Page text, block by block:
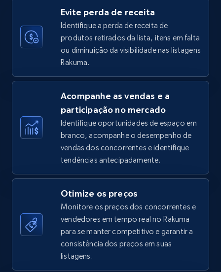
using sku numbers
URL, Final price, Sku, Currency, Gtin,
Specifications, Image urls, Top reviews, and
5.6K+ 876+ Comece agora
TikTok Shop
URL, Title, Available, Description, Currency, Initial
price, Final price, Discount percent, and more.
5.4K+ 668+ Comece agora
TikTok Shop - category
URL, Title, Available, Description, Currency, Initial
price, Final price, Discount percent, and more.
Evite perda de receita
Identifique a perda de receita de
produtos retirados da lista, itens em falta
ou diminuição da visibilidade nas listagens
Rakuma.
Acompanhe as vendas e a
participação no mercado
Identifique oportunidades de espaço em
branco, acompanhe o desempenho de
vendas dos concorrentes e identifique
tendências antecipadamente.
Otimize os preços
Monitore os preços dos concorrentes e
vendedores em tempo real no Rakuma
para se manter competitivo e garantir a
consistência dos preços em suas
listagens.